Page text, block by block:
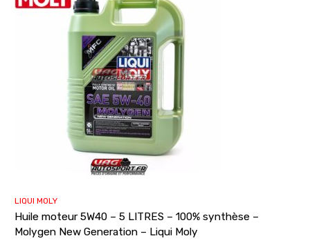
LIQUI MOLY
Huile moteur 5W40 – 5 LITRES – 100% synthèse –
Molygen New Generation – Liqui Moly